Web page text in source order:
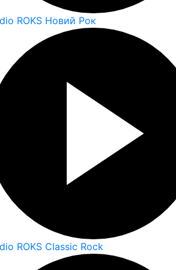
ROKS Новий Рок
ROKS Classic Rock